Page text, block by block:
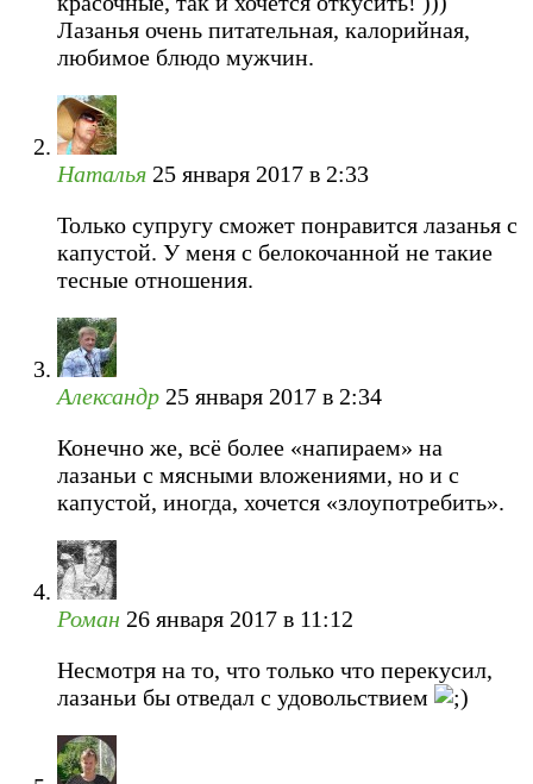
Лазанья очень питательная, калорийная,
любимое блюдо мужчин.
Наталья 25 января 2017 в 2:33
Только супругу сможет понравится лазанья с
капустой. У меня с белокочанной не такие
тесные отношения.
Александр 25 января 2017 в 2:34
Конечно же, всё более «напираем» на
лазаньи с мясными вложениями, но и с
капустой, иногда, хочется «злоупотребить».
Роман 26 января 2017 в 11:12
Несмотря на то, что только что перекусил,
лазаньи бы отведал с удовольствием